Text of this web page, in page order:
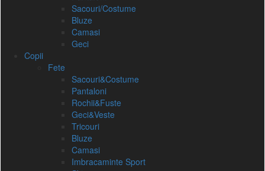
Sacouri/Costume
Bluze
Camasi
Geci
Copii
Fete
Sacouri&Costume
Pantaloni
Rochii&Fuste
Geci&Veste
Tricouri
Bluze
Camasi
Imbracaminte Sport